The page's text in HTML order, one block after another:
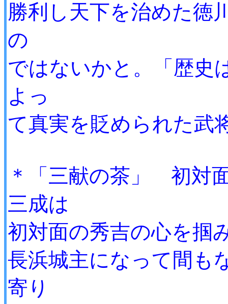
勝利し天下を治めた徳
の
ではないかと。「歴史
よっ
て真実を貶められた武
＊「三献の茶」 初対
三成は
初対面の秀吉の心を掴
長浜城主になって間も
寄り